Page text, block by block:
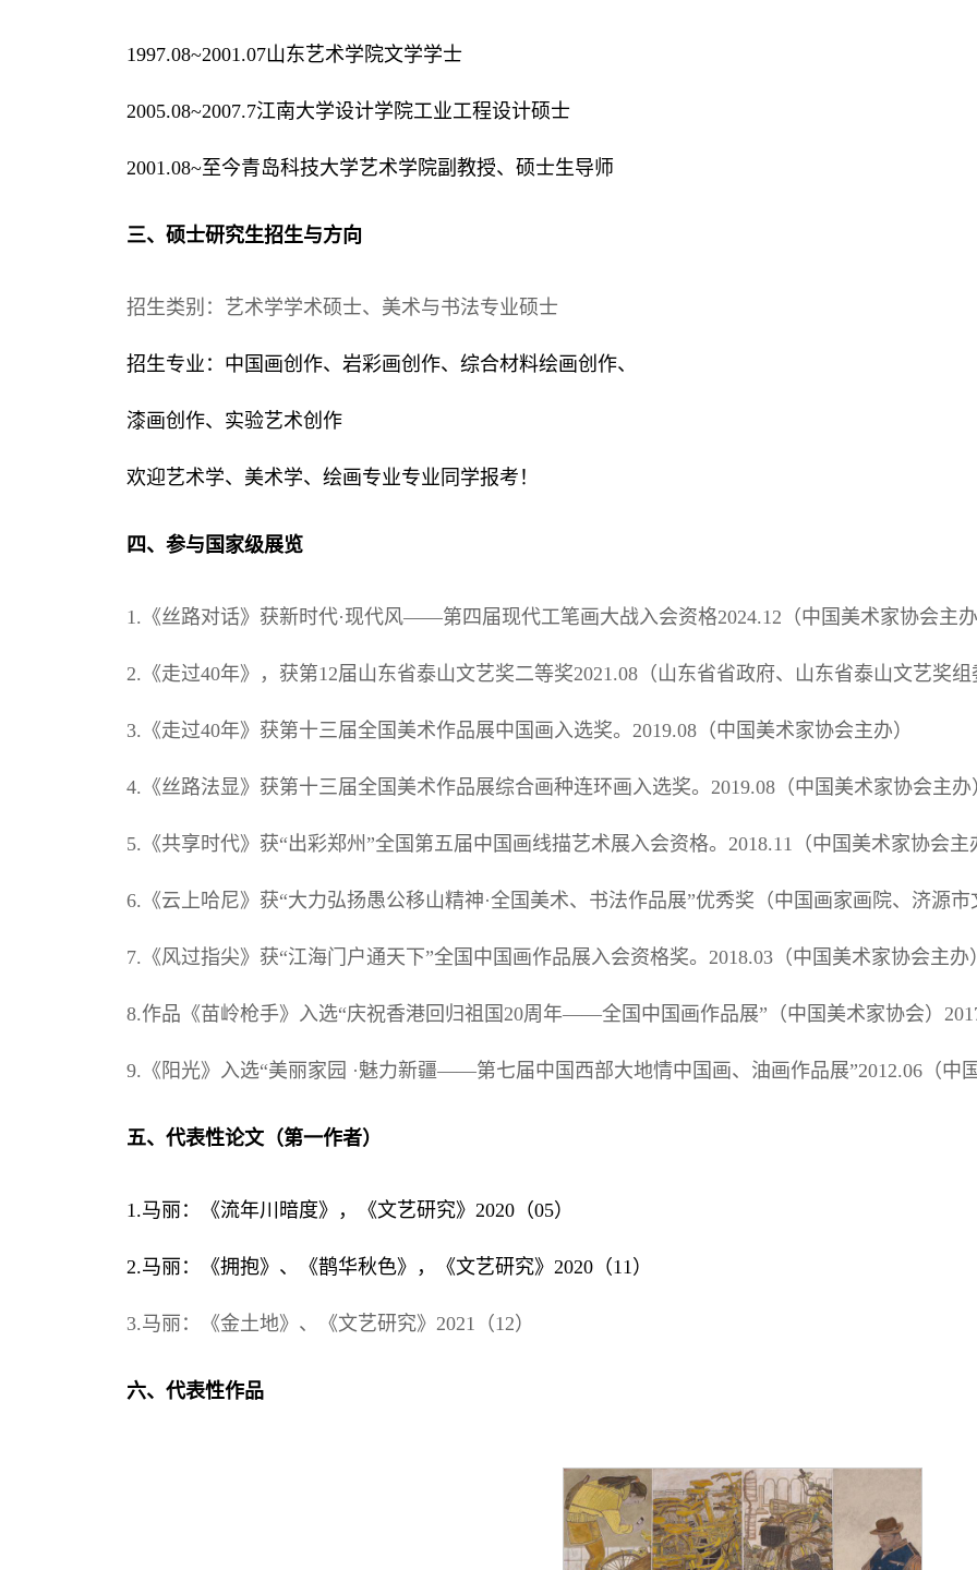
1997.08~2001.07山东艺术学院文学学士
2005.08~2007.7江南大学设计学院工业工程设计硕士
2001.08~至今青岛科技大学艺术学院副教授、硕士生导师
三、硕士研究生招生与方向
招生类别：艺术学学术硕士、美术与书法专业硕士
招生专业：中国画创作、岩彩画创作、综合材料绘画创作、
漆画创作、实验艺术创作
欢迎艺术学、美术学、绘画专业专业同学报考！
四、参与国家级展览
1.《丝路对话》获新时代·现代风——第四届现代工笔画大战入会资格2024.12（中国美术家协会主办
2.《走过40年》，获第12届山东省泰山文艺奖二等奖2021.08（山东省省政府、山东省泰山文艺奖组
3.《走过40年》获第十三届全国美术作品展中国画入选奖。2019.08（中国美术家协会主办）
4.《丝路法显》获第十三届全国美术作品展综合画种连环画入选奖。2019.08（中国美术家协会主办
5.《共享时代》获“出彩郑州”全国第五届中国画线描艺术展入会资格。2018.11（中国美术家协会主
6.《云上哈尼》获“大力弘扬愚公移山精神·全国美术、书法作品展”优秀奖（中国画家画院、济源市
7.《风过指尖》获“江海门户通天下”全国中国画作品展入会资格奖。2018.03（中国美术家协会主办）
8.作品《苗岭枪手》入选“庆祝香港回归祖国20周年——全国中国画作品展”（中国美术家协会）
9.《阳光》入选“美丽家园 ·魅力新疆——第七届中国西部大地情中国画、油画作品展”2012.06（中
五、代表性论文（第一作者）
1.马丽：《流年川暗度》，《文艺研究》2020（05）
2.马丽：《拥抱》、《鹊华秋色》，《文艺研究》2020（11）
3.马丽：《金土地》、《文艺研究》2021（12）
六、代表性作品